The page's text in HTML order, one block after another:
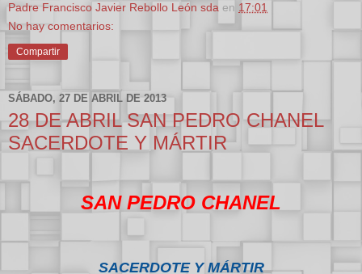
Padre Francisco Javier Rebollo León sda en 17:01
No hay comentarios:
Compartir
SÁBADO, 27 DE ABRIL DE 2013
28 DE ABRIL SAN PEDRO CHANEL
SACERDOTE Y MÁRTIR
SAN PEDRO CHANEL
SACERDOTE Y MÁRTIR